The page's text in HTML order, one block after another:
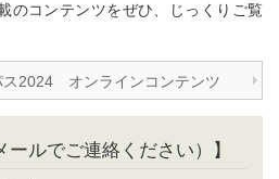
のコンテンツをぜひ、じっくりご覧
ス2024 オンラインコンテンツ
ールでご連絡ください）】